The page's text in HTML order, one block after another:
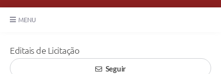
MENU
Transparência
Editais de Licitação
Seguir